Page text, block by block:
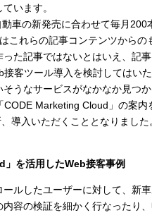
います。
動車の新発売に合わせて毎月
これらの記事コンテンツからの
た記事ではないとはいえ、記
客ツール導入を検討してはい
うなサービスがなかなか見つか
CODE Marketing Cloud」の案
導入いただくこととなりました
を活用したWeb接客事例
ルしたユーザーに対して、新
容の検証を細かく行なったり